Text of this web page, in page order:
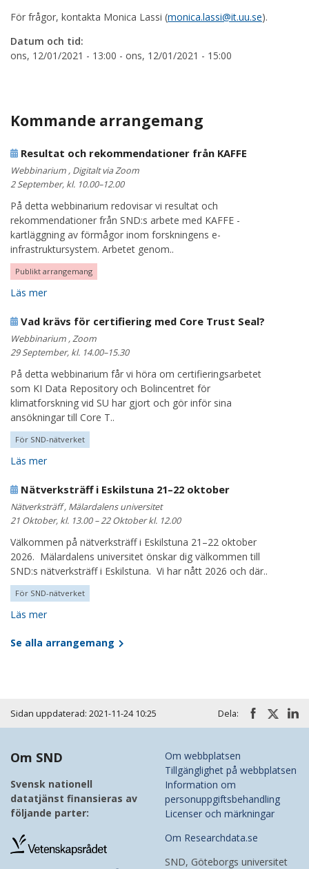
För frågor, kontakta Monica Lassi (monica.lassi@it.uu.se).
Datum och tid:
ons, 12/01/2021 - 13:00 - ons, 12/01/2021 - 15:00
Kommande arrangemang
Resultat och rekommendationer från KAFFE
Webbinarium , Digitalt via Zoom
2 September, kl. 10.00–12.00
På detta webbinarium redovisar vi resultat och
rekommendationer från SND:s arbete med KAFFE -
kartläggning av förmågor inom forskningens e-
infrastruktursystem. Arbetet genom..
Publikt arrangemang
Läs mer
Vad krävs för certifiering med Core Trust Seal?
Webbinarium , Zoom
29 September, kl. 14.00–15.30
På detta webbinarium får vi höra om certifieringsarbetet
som KI Data Repository och Bolincentret för
klimatforskning vid SU har gjort och gör inför sina
ansökningar till Core T..
För SND-nätverket
Läs mer
Nätverksträff i Eskilstuna 21–22 oktober
Nätverksträff , Mälardalens universitet
21 Oktober, kl. 13.00 – 22 Oktober kl. 12.00
Välkommen på nätverksträff i Eskilstuna 21–22 oktober
2026. Mälardalens universitet önskar dig välkommen till
SND:s nätverksträff i Eskilstuna. Vi har nått 2026 och där..
För SND-nätverket
Läs mer
Se alla arrangemang
Sidan uppdaterad: 2021-11-24 10:25 Dela:
Om SND
Svensk nationell
datatjänst finansieras av
följande parter:
Om webbplatsen
Tillgänglighet på webbplatsen
Information om
personuppgiftsbehandling
Licenser och märkningar
Om Researchdata.se
SND, Göteborgs universitet